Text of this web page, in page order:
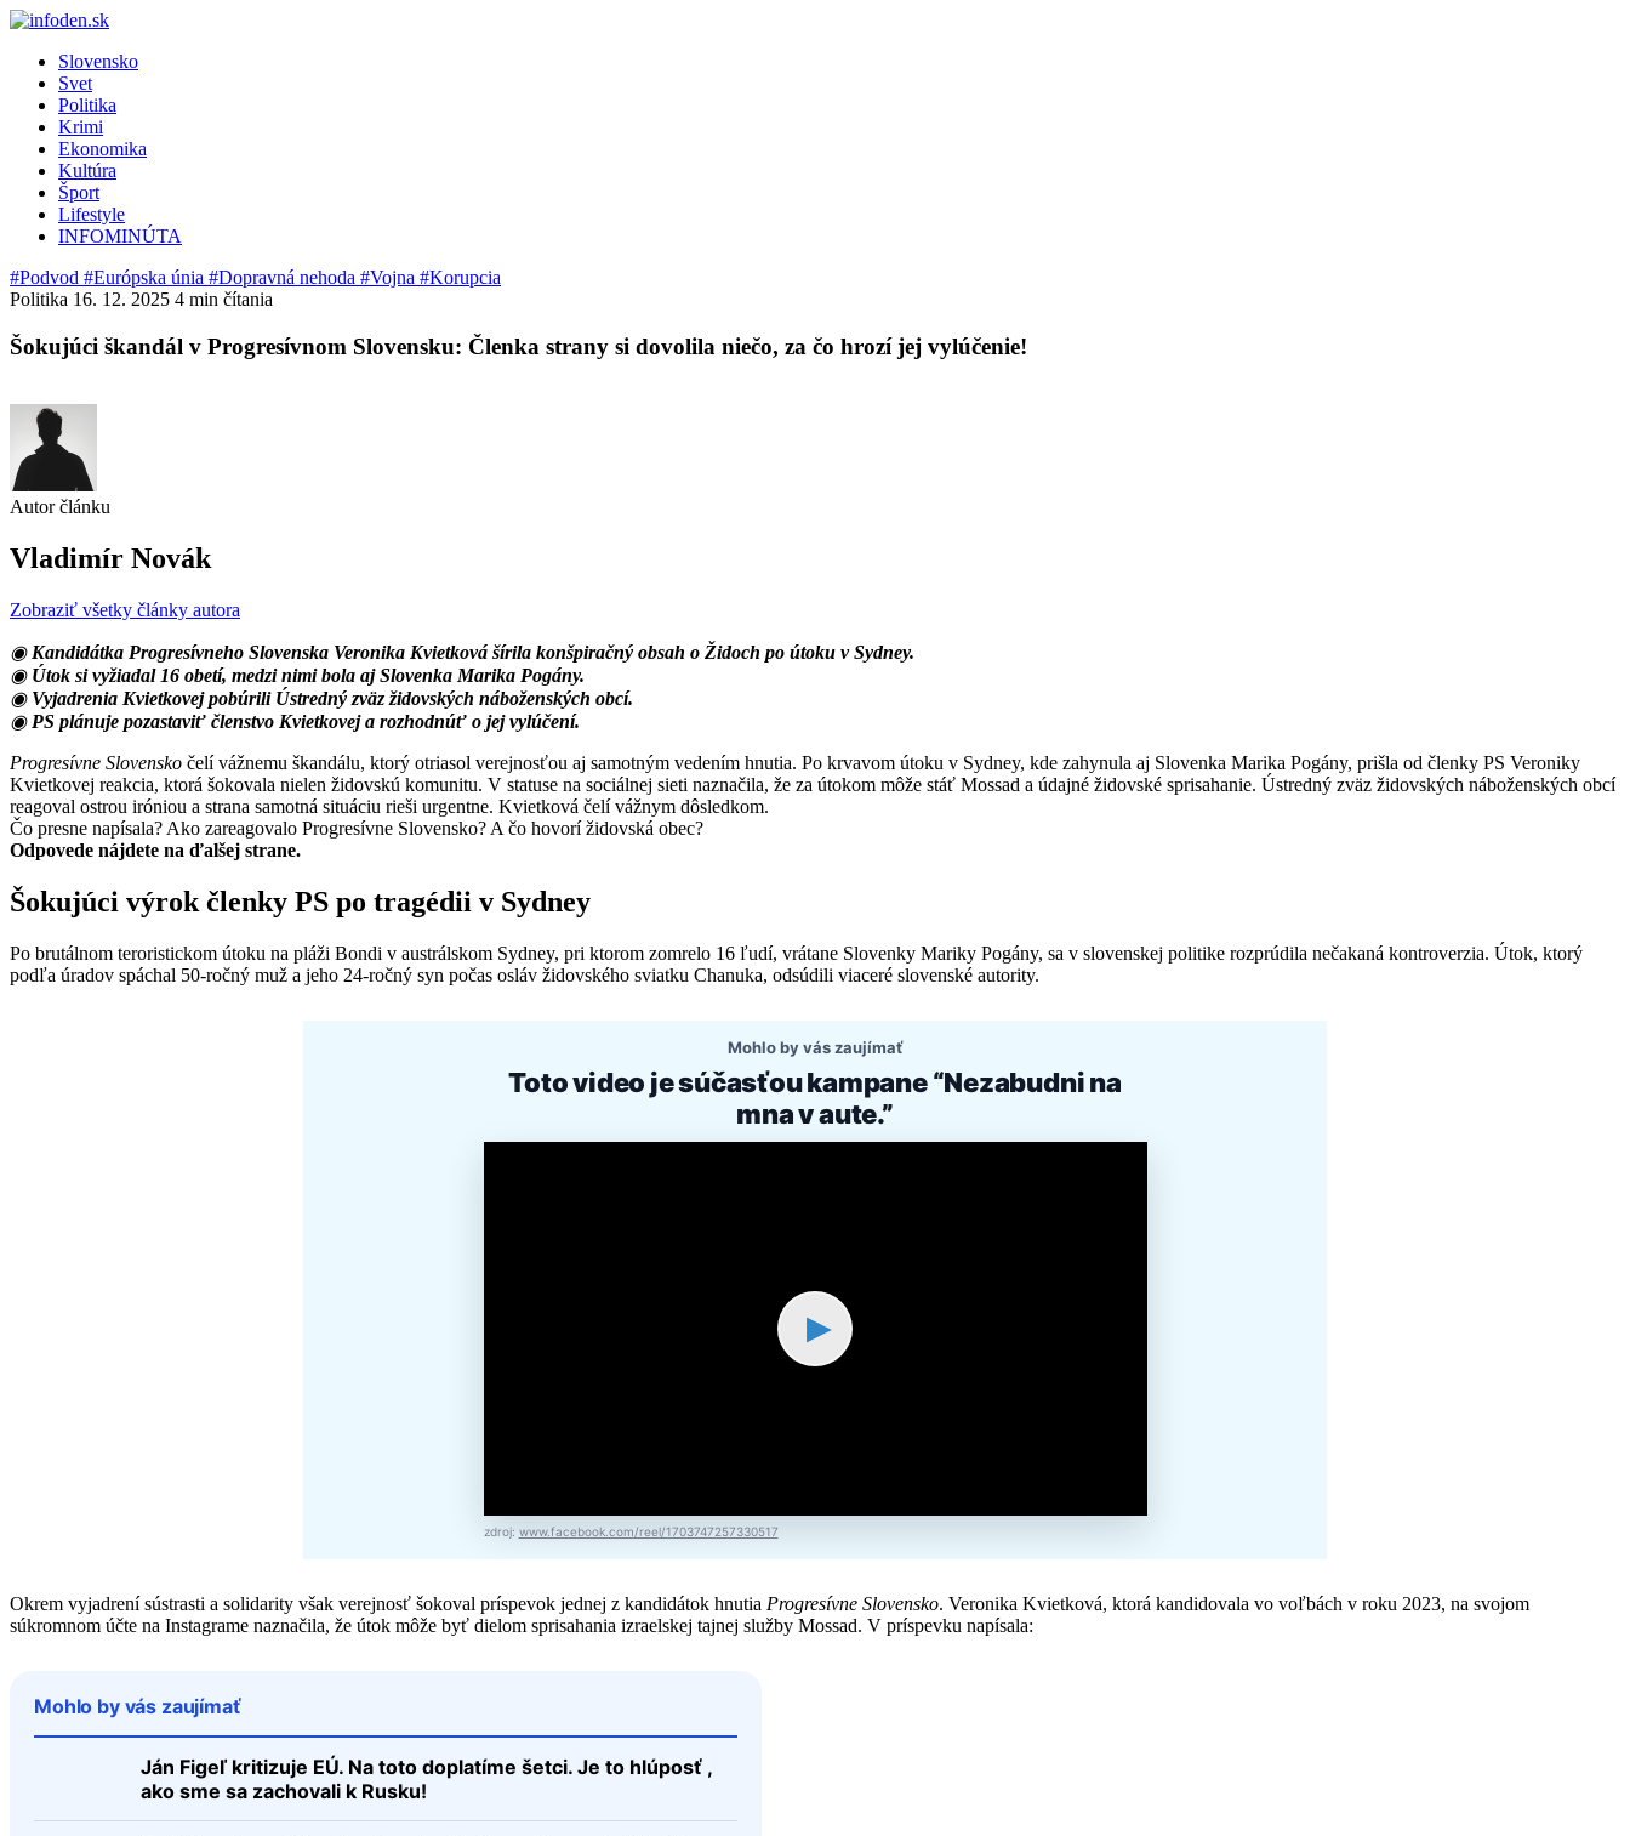
Slovensko
Svet
Politika
Krimi
Ekonomika
Kultúra
Šport
Lifestyle
INFOMINÚTA
#Podvod #Európska únia #Dopravná nehoda #Vojna #Korupcia
Politika 16. 12. 2025 4 min čítania
Šokujúci škandál v Progresívnom Slovensku: Členka strany si dovolila niečo, za čo hrozí jej vylúčenie!
Autor článku
Vladimír Novák
Zobraziť všetky články autora
◉ Kandidátka Progresívneho Slovenska Veronika Kvietková šírila konšpiračný obsah o Židoch po útoku v Sydney.
◉ Útok si vyžiadal 16 obetí, medzi nimi bola aj Slovenka Marika Pogány.
◉ Vyjadrenia Kvietkovej pobúrili Ústredný zväz židovských náboženských obcí.
◉ PS plánuje pozastaviť členstvo Kvietkovej a rozhodnúť o jej vylúčení.
Progresívne Slovensko čelí vážnemu škandálu, ktorý otriasol verejnosťou aj samotným vedením hnutia. Po krvavom útoku v Sydney, kde zahynula aj Slovenka Marika Pogány, prišla od členky PS Veroniky
Kvietkovej reakcia, ktorá šokovala nielen židovskú komunitu. V statuse na sociálnej sieti naznačila, že za útokom môže stáť Mossad a údajné židovské sprisahanie. Ústredný zväz židovských náboženských obcí
reagoval ostrou iróniou a strana samotná situáciu rieši urgentne. Kvietková čelí vážnym dôsledkom.
Čo presne napísala? Ako zareagovalo Progresívne Slovensko? A čo hovorí židovská obec?
Odpovede nájdete na ďalšej strane.
Šokujúci výrok členky PS po tragédii v Sydney
Po brutálnom teroristickom útoku na pláži Bondi v austrálskom Sydney, pri ktorom zomrelo 16 ľudí, vrátane Slovenky Mariky Pogány, sa v slovenskej politike rozprúdila nečakaná kontroverzia. Útok, ktorý
podľa úradov spáchal 50-ročný muž a jeho 24-ročný syn počas osláv židovského sviatku Chanuka, odsúdili viaceré slovenské autority.
Mohlo by vás zaujímať
Toto video je súčasťou kampane “Nezabudni na
mna v aute.”
▶
zdroj: www.facebook.com/reel/1703747257330517
Okrem vyjadrení sústrasti a solidarity však verejnosť šokoval príspevok jednej z kandidátok hnutia Progresívne Slovensko. Veronika Kvietková, ktorá kandidovala vo voľbách v roku 2023, na svojom
súkromnom účte na Instagrame naznačila, že útok môže byť dielom sprisahania izraelskej tajnej služby Mossad. V príspevku napísala:
Mohlo by vás zaujímať
Ján Figeľ kritizuje EÚ. Na toto doplatíme šetci. Je to hlúposť ,
ako sme sa zachovali k Rusku!